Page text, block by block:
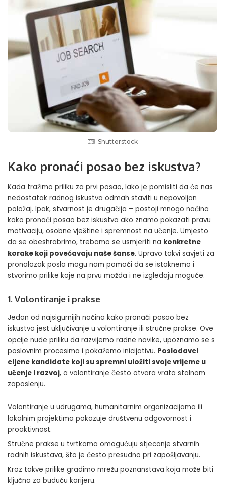
Shutterstock
Kako pronaći posao bez iskustva?
Kada tražimo priliku za prvi posao, lako je pomisliti da će nas
nedostatak radnog iskustva odmah staviti u nepovoljan
položaj. Ipak, stvarnost je drugačija – postoji mnogo načina
kako pronaći posao bez iskustva ako znamo pokazati pravu
motivaciju, osobne vještine i spremnost na učenje. Umjesto
da se obeshrabrimo, trebamo se usmjeriti na konkretne
korake koji povećavaju naše šanse. Upravo takvi savjeti za
pronalazak posla mogu nam pomoći da se istaknemo i
stvorimo prilike koje na prvu možda i ne izgledaju moguće.
1. Volontiranje i prakse
Jedan od najsigurnijih načina kako pronaći posao bez
iskustva jest uključivanje u volontiranje ili stručne prakse. Ove
opcije nude priliku da razvijemo radne navike, upoznamo se s
poslovnim procesima i pokažemo inicijativu. Poslodavci
cijene kandidate koji su spremni uložiti svoje vrijeme u
učenje i razvoj, a volontiranje često otvara vrata stalnom
zaposlenju.
Volontiranje u udrugama, humanitarnim organizacijama ili
lokalnim projektima pokazuje društvenu odgovornost i
proaktivnost.
Stručne prakse u tvrtkama omogućuju stjecanje stvarnih
radnih iskustava, što je često presudno pri zapošljavanju.
Kroz takve prilike gradimo mrežu poznanstava koja može biti
ključna za buduću karijeru.